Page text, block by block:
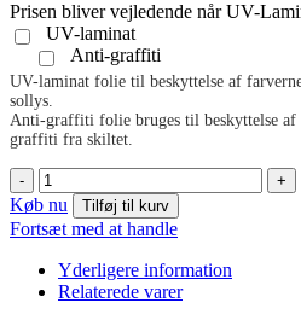
Prisen bliver vejledende når UV-
UV-laminat
Anti-graffiti
UV-laminat folie til beskyttelse af
sollys.
Anti-graffiti folie bruges til beskyttelse af
graffiti fra skiltet.
-
Roterende
dele
(mistet
fingre)
(valgfri
tekst)
antal
+
Køb nu Tilføj til kurv
Fortsæt med at handle
Yderligere information
Relaterede varer